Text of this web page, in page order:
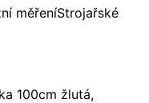
měřeníStrojařské
100cm žlutá,